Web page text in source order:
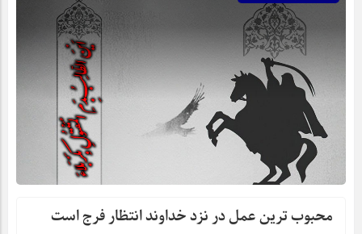
محبوب ترین عمل در نزد خداوند انتظار فرج است